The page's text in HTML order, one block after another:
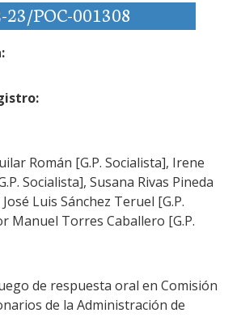
23/POC-001308
Román [G.P. Socialista], Irene
Socialista], Susana Rivas Pineda
Luis Sánchez Teruel [G.P.
Manuel Torres Caballero [G.P.
de respuesta oral en Comisión
de la Administración de